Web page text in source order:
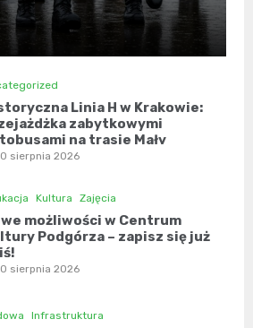
Linia H w Krakowie:
zabytkowymi
na trasie Mały
– Cmentarz Olszanica
sierpnia 2026
Kultura Zajęcia
możliwości w Centrum
Podgórza – zapisz się już
sierpnia 2026
Infrastruktura